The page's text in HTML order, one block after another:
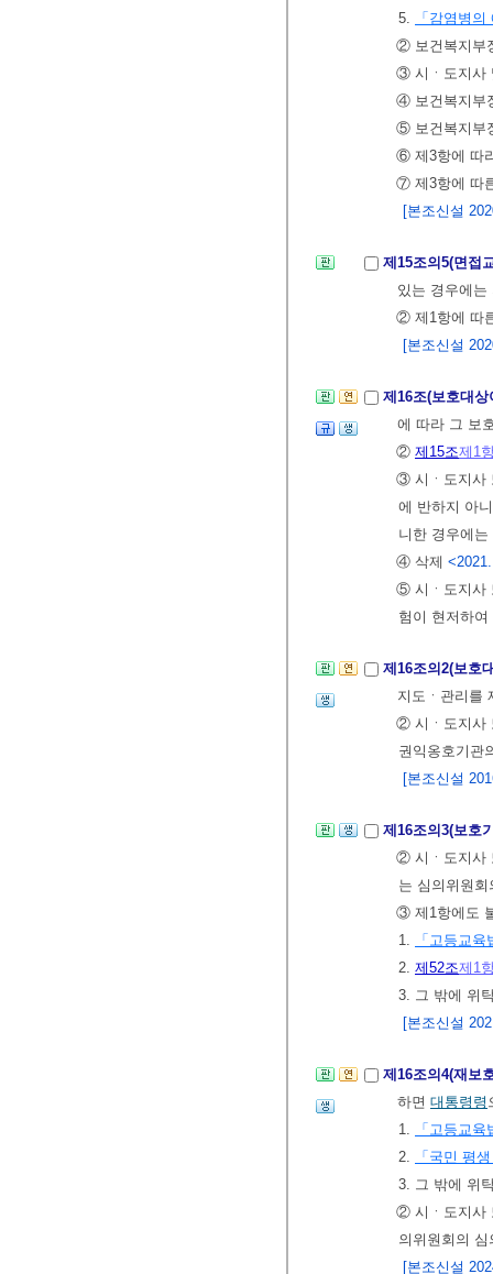
5.
「감염병
② 보건복지부
③ 시ㆍ도지사
④ 보건복지부
⑤ 보건복지부
⑥ 제3항에 따
⑦ 제3항에 따
[본조신설
제15조의5(면접
있는 경우에
② 제1항에 따
[본조신설
제16조(보호대
에 따라 그 보
② 제15조제1
③ 시ㆍ도지사
에 반하지 아
니한 경우에
④ 삭제
⑤ 시ㆍ도지사
험이 현저하
제16조의2(보호
지도ㆍ관리를
② 시ㆍ도지사
권익옹호기관
[본조신설
제16조의3(보호
② 시ㆍ도지사
는 심의위원
③ 제1항에도
1.
「고등교육
2. 제52조제1
3. 그 밖에 위
[본조신설
제16조의4(재보
하면 대통령령
1.
「고등교육
2.
「국민 평
3. 그 밖에 위
② 시ㆍ도지사
의위원회의
[본조신설